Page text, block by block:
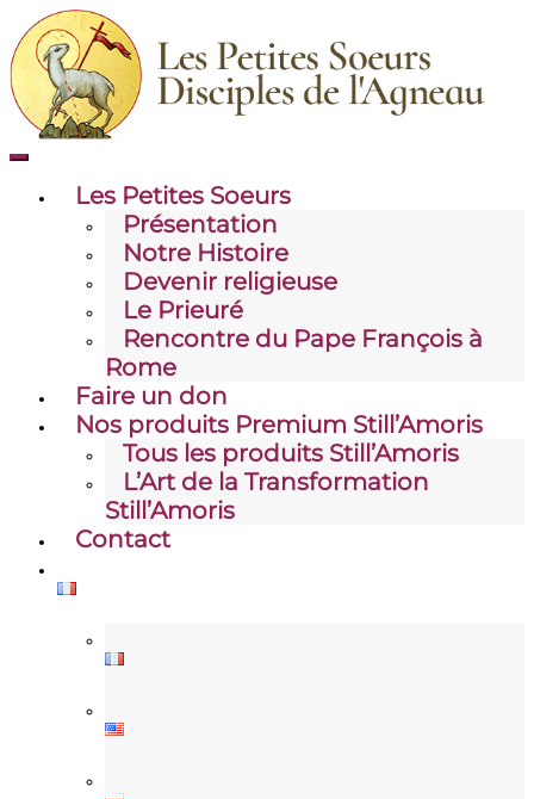
Skip
to
content
Toggle
menu
Les Petites Soeurs
Présentation
Notre Histoire
Devenir religieuse
Le Prieuré
Rencontre du Pape François à
Rome
Faire un don
Nos produits Premium Still’Amoris
Tous les produits Still’Amoris
L’Art de la Transformation
Still’Amoris
Contact